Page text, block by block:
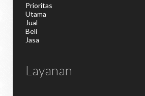
Prioritas
Utama
Jual
Beli
Jasa
Layanan